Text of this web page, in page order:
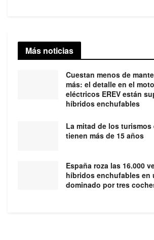
Más noticias
Cuestan menos de
más: el detalle en el
eléctricos EREV están
híbridos enchufables
La mitad de los turismos
tienen más de 15 años
España roza las 16.000
híbridos enchufables en
dominado por tres